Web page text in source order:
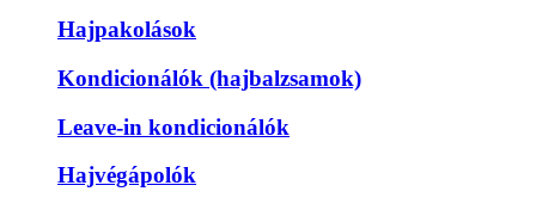
Hajpakolások
Kondicionálók (hajbalzsamok)
Leave-in kondicionálók
Hajvégápolók